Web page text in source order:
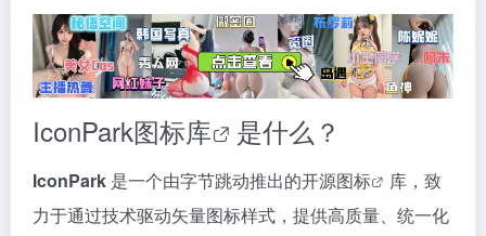
IconPark图标库 是什么？
IconPark 是一个由字节跳动推出的开源图标
库，致
力于通过技术驱动矢量图标样式，提供高质量、统一化